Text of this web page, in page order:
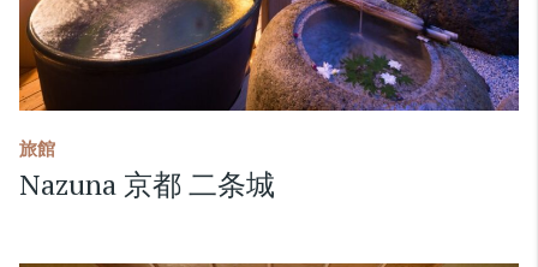
旅館
Nazuna 京都 二条城